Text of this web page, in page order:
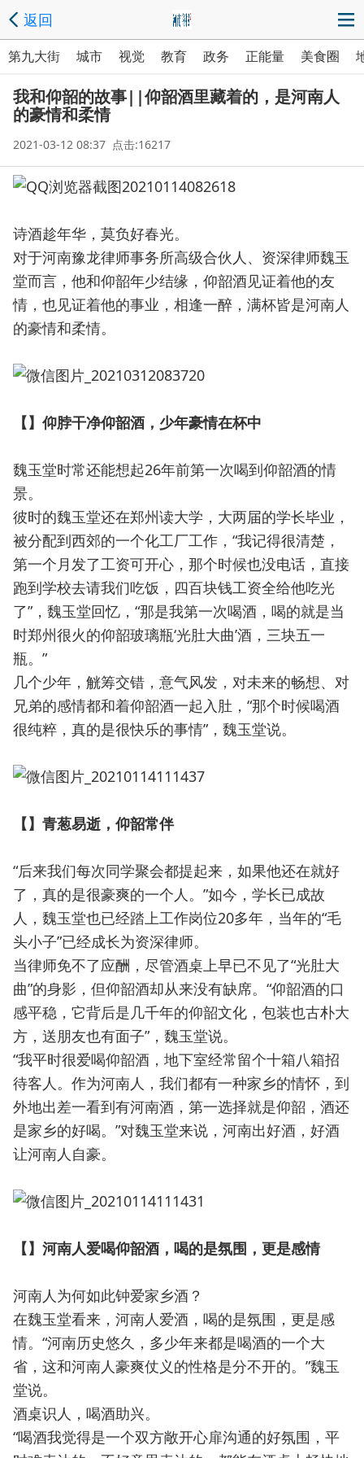
返回
第九大街 城市 视觉 教育 政务 正能量 美食圈
我和仰韶的故事||仰韶酒里藏着的，是河南人
的豪情和柔情
2021-03-12 08:37 点击:16217
诗酒趁年华，莫负好春光。
对于河南豫龙律师事务所高级合伙人、资深律师魏玉
堂而言，他和仰韶年少结缘，仰韶酒见证着他的友
情，也见证着他的事业，相逢一醉，满杯皆是河南人
的豪情和柔情。
【】仰脖干净仰韶酒，少年豪情在杯中
魏玉堂时常还能想起26年前第一次喝到仰韶酒的情
景。
彼时的魏玉堂还在郑州读大学，大两届的学长毕业，
被分配到西郊的一个化工厂工作，“我记得很清楚，
第一个月发了工资可开心，那个时候也没电话，直接
跑到学校去请我们吃饭，四百块钱工资全给他吃光
了”，魏玉堂回忆，“那是我第一次喝酒，喝的就是当
时郑州很火的仰韶玻璃瓶‘光肚大曲’酒，三块五一
瓶。”
几个少年，觥筹交错，意气风发，对未来的畅想、对
兄弟的感情都和着仰韶酒一起入肚，“那个时候喝酒
很纯粹，真的是很快乐的事情”，魏玉堂说。
【】青葱易逝，仰韶常伴
“后来我们每次同学聚会都提起来，如果他还在就好
了，真的是很豪爽的一个人。”如今，学长已成故
人，魏玉堂也已经踏上工作岗位20多年，当年的“毛
头小子”已经成长为资深律师。
当律师免不了应酬，尽管酒桌上早已不见了“光肚大
曲”的身影，但仰韶酒却从来没有缺席。“仰韶酒的口
感平稳，它背后是几千年的仰韶文化，包装也古朴大
方，送朋友也有面子”，魏玉堂说。
“我平时很爱喝仰韶酒，地下室经常留个十箱八箱招
待客人。作为河南人，我们都有一种家乡的情怀，到
外地出差一看到有河南酒，第一选择就是仰韶，酒还
是家乡的好喝。”对魏玉堂来说，河南出好酒，好酒
让河南人自豪。
【】河南人爱喝仰韶酒，喝的是氛围，更是感情
河南人为何如此钟爱家乡酒？
在魏玉堂看来，河南人爱酒，喝的是氛围，更是感
情。“河南历史悠久，多少年来都是喝酒的一个大
省，这和河南人豪爽仗义的性格是分不开的。”魏玉
堂说。
酒桌识人，喝酒助兴。
“喝酒我觉得是一个双方敞开心扉沟通的好氛围，平